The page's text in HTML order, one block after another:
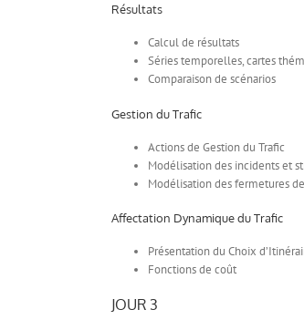
Résultats
Calcul de résultats
Séries temporelles, cartes
Comparaison de scénarios
Gestion du Trafic
Actions de Gestion du Trafic
Modélisation des incidents et
Modélisation des fermetures
Affectation Dynamique du Trafic
Présentation du Choix
Fonctions de coût
JOUR 3